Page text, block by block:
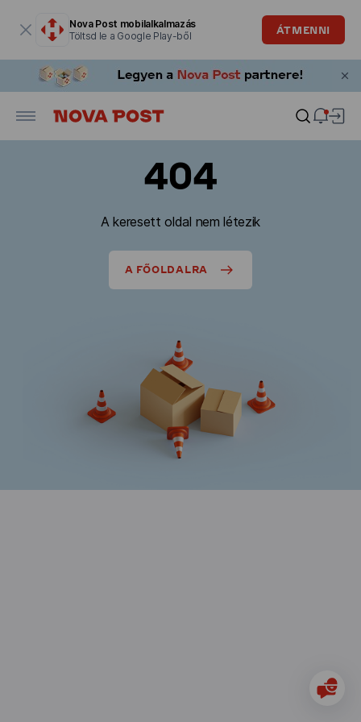
Nova Post mobilalkalmazás
Töltsd le a Google Play-ből
ÁTMENNI
404
A keresett oldal nem létezik
A FŐOLDALRA